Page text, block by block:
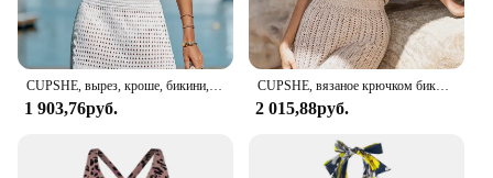
1 903,76руб.
CUPSHE, вязаное крючком бикини, купальник, накидка для женщин, сексуальный v-образный вырез, без рукавов, Пляжная туника, мини, накидка, платье, 2023, летняя пляжная одежда
2 015,88руб.